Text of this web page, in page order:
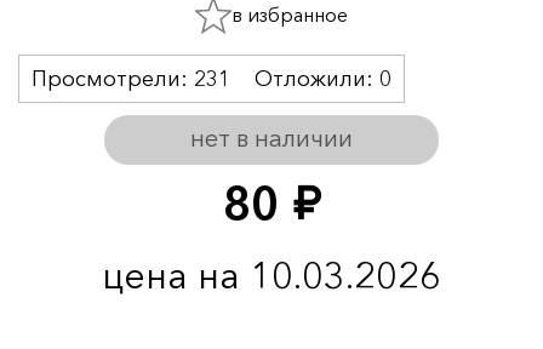
80 руб.
цена на 10.03.2026
нет в наличии
Просмотрели: 231 Отложили: 0
в избранное